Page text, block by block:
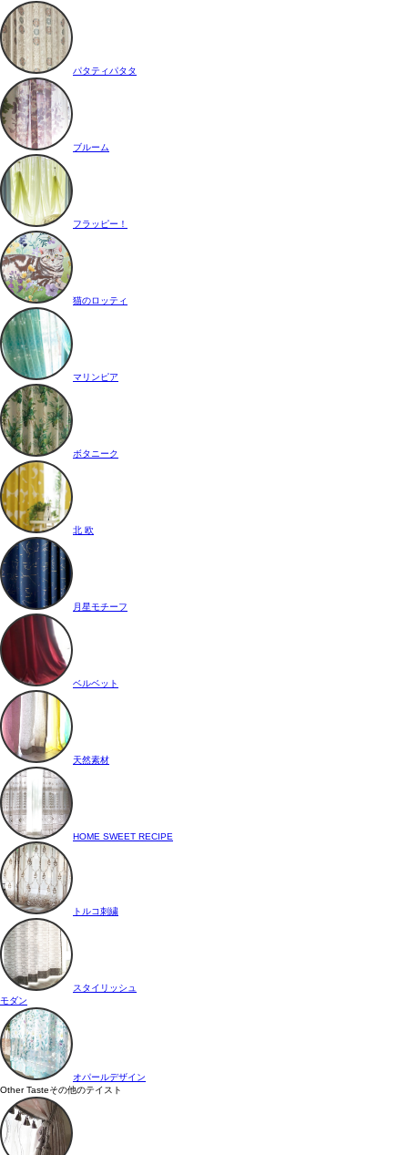
パタティパタタ
ブルーム
フラッピー！
猫のロッティ
マリンピア
ボタニーク
北 欧
月星モチーフ
ベルベット
天然素材
HOME SWEET RECIPE
トルコ刺繍
スタイリッシュ
モダン
オパールデザイン
Other Tasteその他のテイスト